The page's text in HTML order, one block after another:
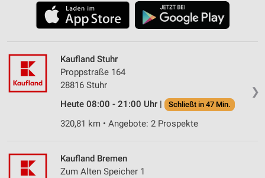
❯
Kaufland Stuhr
Proppstraße 164
28816 Stuhr
Heute 08:00 - 21:00 Uhr |
Schließt in 47 Min.
320,81 km • Angebote: 2 Prospekte
Kaufland Bremen
Zum Alten Speicher 1